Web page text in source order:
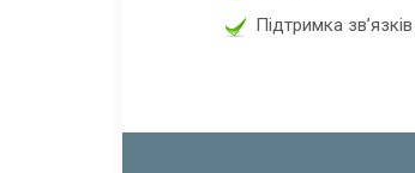
Підтримка